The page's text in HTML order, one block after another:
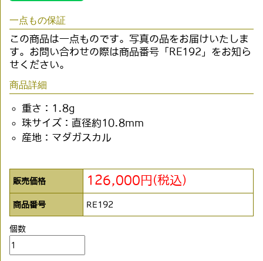
一点もの保証
この商品は一点ものです。写真の品をお届けいたしま
す。お問い合わせの際は商品番号「RE192」をお知ら
せください。
商品詳細
重さ：1.8g
珠サイズ：直径約10.8mm
産地：マダガスカル
販売価格 126,000円(税込)
商品番号 RE192
個数